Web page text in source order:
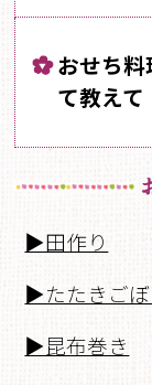
お買
おせち料
て教えて
▶田作り
▶たたきごぼ
▶昆布巻き